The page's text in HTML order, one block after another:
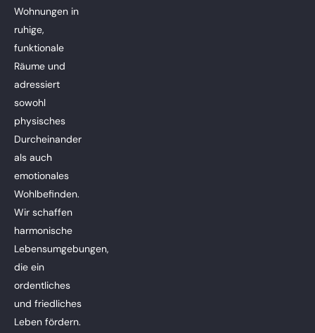
Wohnungen in
ruhige,
funktionale
Räume und
adressiert
sowohl
physisches
Durcheinander
als auch
emotionales
Wohlbefinden.
Wir schaffen
harmonische
Lebensumgebungen,
die ein
ordentliches
und friedliches
Leben fördern.